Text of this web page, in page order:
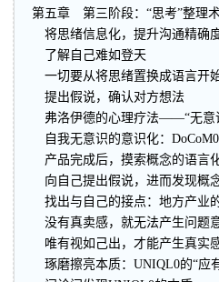
第五章 第三阶段：“思考”整理
将思绪信息化，提升沟通精确
了解自己难如登天
一切要从将思绪置换成语言开
提出假说，确认对方想法
弗洛伊德的心理疗法——“无意
自我无意识的意识化：
产品完成后，摸索概念的语言
向自己提出假说，进而发现概
找出与自己的接点：地方产业
没有真卖感，就无法产生问题
唯有视如己出，才能产生真实
琢磨擦亮本质：UNIQL0的“应